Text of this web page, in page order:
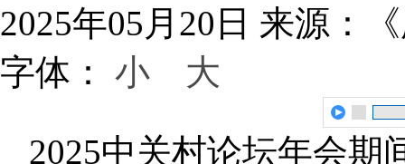
2025年05月20日 来源：
字体： 小 大
2025中关村论坛年会期